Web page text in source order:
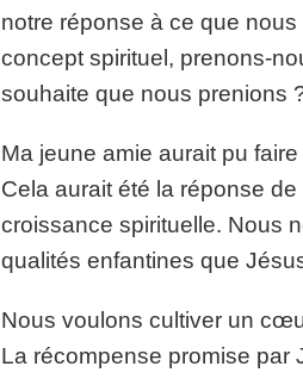
notre réponse à ce que
concept spirituel, prenons-
souhaite que nous prenions
Ma jeune amie aurait pu
Cela aurait été la réponse
croissance spirituelle. Nous
qualités enfantines que
Nous voulons cultiver un
La récompense promise par